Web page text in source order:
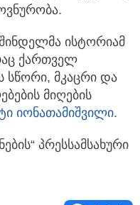
ისტორიამ
ქართველ
სწორი, მკაცრი და
მიღების
იონათამიშვილი.
პრესსამსახური